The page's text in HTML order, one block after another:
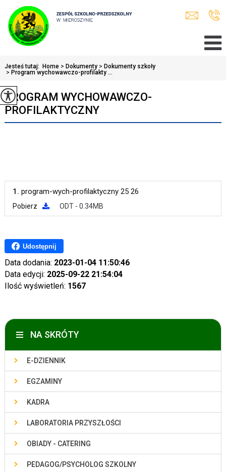
Jesteś tutaj: Home > Dokumenty > Dokumenty szkoły
> Program wychowawczo-profilakty ...
PROGRAM WYCHOWAWCZO-
PROFILAKTYCZNY
1. program-wych-profilaktyczny 25 26
Pobierz ODT - 0.34MB
Udostępnij
Data dodania: 2023-01-04 11:50:46
Data edycji: 2025-09-22 21:54:04
Ilość wyświetleń: 1567
NA SKRÓTY
E-DZIENNIK
EGZAMINY
KADRA
LABORATORIA PRZYSZŁOŚCI
OBIADY - CATERING
PEDAGOG/PSYCHOLOG SZKOLNY